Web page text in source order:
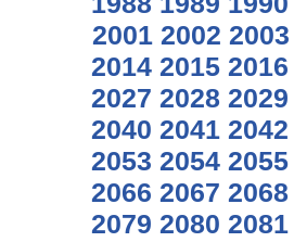
2001 2002 2003
2014 2015 2016
2027 2028 2029
2040 2041 2042
2053 2054 2055
2066 2067 2068
2079 2080 2081